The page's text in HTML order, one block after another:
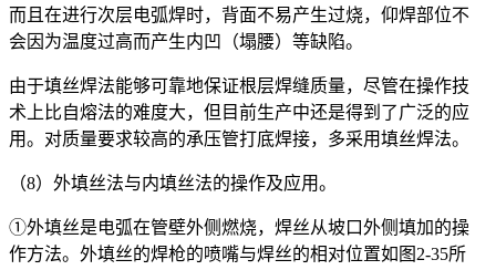
而且在进行次层电弧焊时，背面不易产生过烧，仰焊部位不
会因为温度过高而产生内凹（塌腰）等缺陷。
由于填丝焊法能够可靠地保证根层焊缝质量，尽管在操作技
术上比自熔法的难度大，但目前生产中还是得到了广泛的应
用。对质量要求较高的承压管打底焊接，多采用填丝焊法。
（8）外填丝法与内填丝法的操作及应用。
①外填丝是电弧在管壁外侧燃烧，焊丝从坡口外侧填加的操
作方法。外填丝的焊枪的喷嘴与焊丝的相对位置如图2-35所